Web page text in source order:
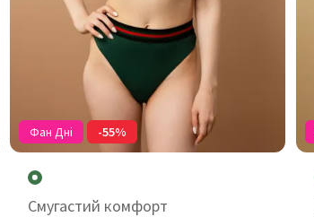
Фан Дні -55%
Смугастий комфорт